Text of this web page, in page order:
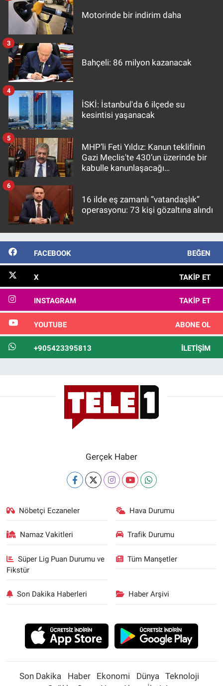
Motorinde bir indirim daha
Bahçeli: 86 milyon kazanacak
3
İSKİ: İstanbul'da 6 ilçede su
kesintisi yaşanacak
4
MHP’li Feti Yıldız: Kanun teklifinin
Gazi Meclis'te 430’un üzerinde bir
kabulle kanunlaşacağı
5
16 ilde eş zamanlı “vatandaşlık”
operasyonu: 73 kişi gözaltına alındı
6
FACEBOOK BEĞEN
X TAKIP ET
INSTAGRAM TAKIP ET
YOUTUBE ABONE OL
+905423395813 İLETIŞIM
Gerçek Haber
Nöbetçi Eczaneler Hava Durumu
Namaz Vakitleri Trafik Durumu
Süper Lig Puan Durumu ve
Fikstür
Tüm Manşetler
Son Dakika Haberleri Haber Arşivi
Son Dakika Haber Ekonomi Dünya
Teknoloji